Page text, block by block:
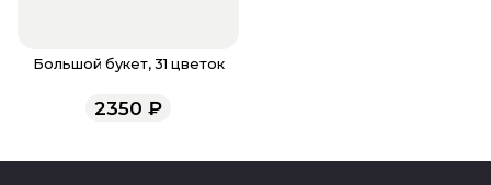
Большой букет, 31 цветок
2350 ₽